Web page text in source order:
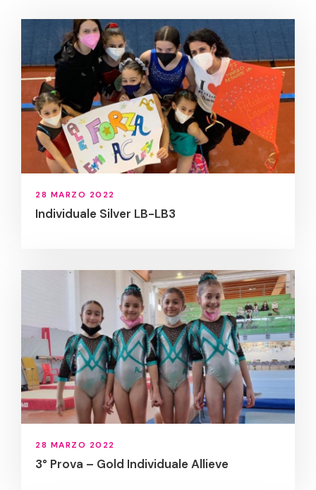
28 MARZO 2022
Individuale Silver LB-LB3
28 MARZO 2022
3° Prova – Gold Individuale Allieve